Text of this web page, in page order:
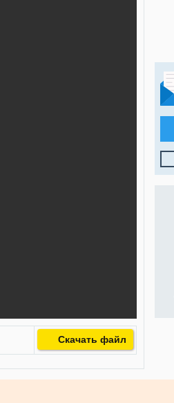
Скачать файл